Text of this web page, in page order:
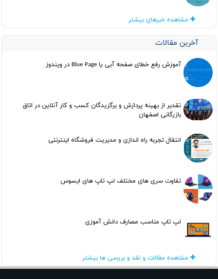
مشاهده خبرهای بیشتر
آخرین مقالات
آموزش رفع خطای صفحه آبی یا Blue Page در ویندوز
تقدیر از بهینه پردازش و برگزیدگان کسب و کار آنلاین در اتاق
بازرگانی اصفهان
انتقال تجربه راه اندازی و مدیریت فروشگاه اینترنتی
تفاوت سری های مختلف لپ تاپ های ایسوس
لپ تاپ مناسب مصارف دانش آموزی
مشاهده مقالات و نقد و بررسی ها بیشتر